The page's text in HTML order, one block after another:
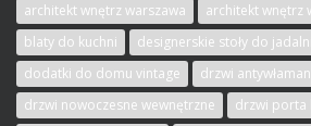
architekt wnętrz warszawa
architekt wnętrz
blaty do kuchni
designerskie stoły do jadalni
dodatki do domu vintage
drzwi
drzwi nowoczesne wewnętrzne
drzwi porta